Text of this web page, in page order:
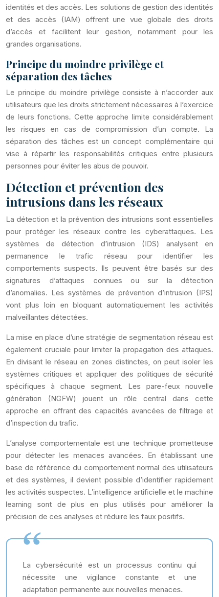
identités et des accès. Les solutions de gestion des identités
et des accès (IAM) offrent une vue globale des droits
d’accès et facilitent leur gestion, notamment pour les
grandes organisations.
Principe du moindre privilège et
séparation des tâches
Le principe du moindre privilège consiste à n’accorder aux
utilisateurs que les droits strictement nécessaires à l’exercice
de leurs fonctions. Cette approche limite considérablement
les risques en cas de compromission d’un compte. La
séparation des tâches est un concept complémentaire qui
vise à répartir les responsabilités critiques entre plusieurs
personnes pour éviter les abus de pouvoir.
Détection et prévention des
intrusions dans les réseaux
La détection et la prévention des intrusions sont essentielles
pour protéger les réseaux contre les cyberattaques. Les
systèmes de détection d’intrusion (IDS) analysent en
permanence le trafic réseau pour identifier les
comportements suspects. Ils peuvent être basés sur des
signatures d’attaques connues ou sur la détection
d’anomalies. Les systèmes de prévention d’intrusion (IPS)
vont plus loin en bloquant automatiquement les activités
malveillantes détectées.
La mise en place d’une stratégie de segmentation réseau est
également cruciale pour limiter la propagation des attaques.
En divisant le réseau en zones distinctes, on peut isoler les
systèmes critiques et appliquer des politiques de sécurité
spécifiques à chaque segment. Les pare-feux nouvelle
génération (NGFW) jouent un rôle central dans cette
approche en offrant des capacités avancées de filtrage et
d’inspection du trafic.
L’analyse comportementale est une technique prometteuse
pour détecter les menaces avancées. En établissant une
base de référence du comportement normal des utilisateurs
et des systèmes, il devient possible d’identifier rapidement
les activités suspectes. L’intelligence artificielle et le machine
learning sont de plus en plus utilisés pour améliorer la
précision de ces analyses et réduire les faux positifs.
La cybersécurité est un processus continu qui
nécessite une vigilance constante et une
adaptation permanente aux nouvelles menaces.